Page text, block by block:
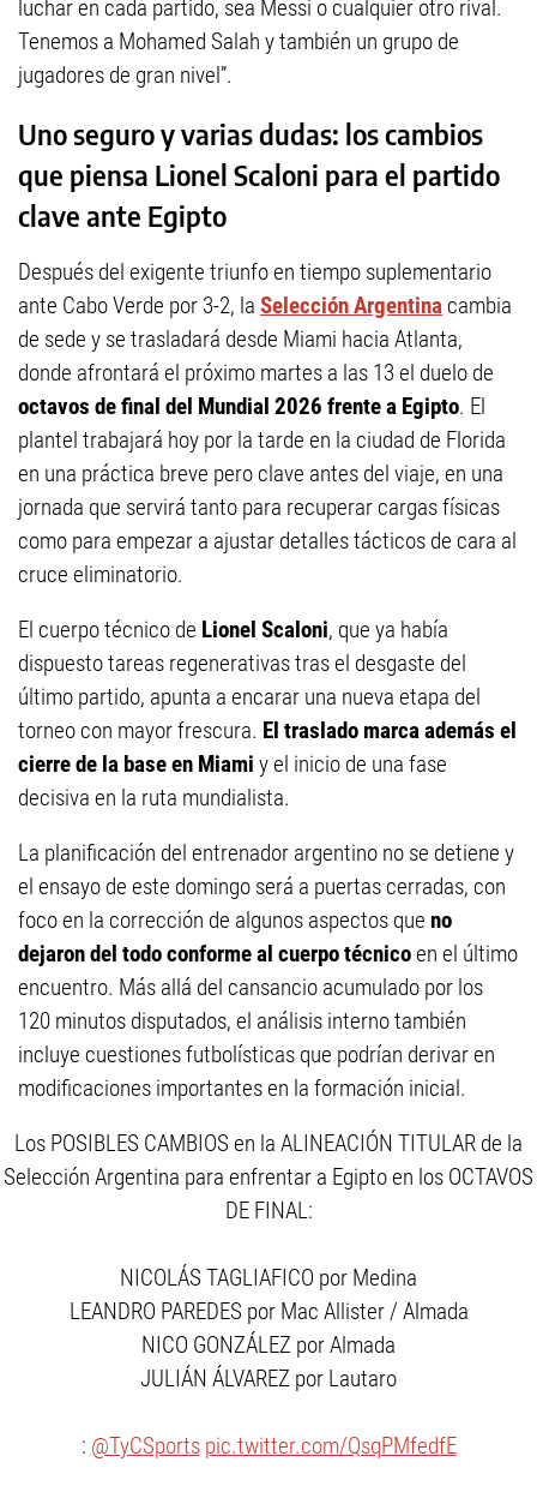
luchar en cada partido, sea Messi o cualquier otro rival.
Tenemos a Mohamed Salah y también un grupo de
jugadores de gran nivel”.
Uno seguro y varias dudas: los cambios
que piensa Lionel Scaloni para el partido
clave ante Egipto
Después del exigente triunfo en tiempo suplementario
ante Cabo Verde por 3-2, la Selección Argentina cambia
de sede y se trasladará desde Miami hacia Atlanta,
donde afrontará el próximo martes a las 13 el duelo de
octavos de final del Mundial 2026 frente a Egipto. El
plantel trabajará hoy por la tarde en la ciudad de Florida
en una práctica breve pero clave antes del viaje, en una
jornada que servirá tanto para recuperar cargas físicas
como para empezar a ajustar detalles tácticos de cara al
cruce eliminatorio.
El cuerpo técnico de Lionel Scaloni, que ya había
dispuesto tareas regenerativas tras el desgaste del
último partido, apunta a encarar una nueva etapa del
torneo con mayor frescura. El traslado marca además el
cierre de la base en Miami y el inicio de una fase
decisiva en la ruta mundialista.
La planificación del entrenador argentino no se detiene y
el ensayo de este domingo será a puertas cerradas, con
foco en la corrección de algunos aspectos que no
dejaron del todo conforme al cuerpo técnicoen el último
encuentro. Más allá del cansancio acumulado por los
120 minutos disputados, el análisis interno también
incluye cuestiones futbolísticas que podrían derivar en
modificaciones importantes en la formación inicial.
Los POSIBLES CAMBIOS en la ALINEACIÓN TITULAR de la
Selección Argentina para enfrentar a Egipto en los OCTAVOS
DE FINAL:
NICOLÁS TAGLIAFICO por Medina
LEANDRO PAREDES por Mac Allister / Almada
NICO GONZÁLEZ por Almada
JULIÁN ÁLVAREZ por Lautaro
: @TyCSports pic.twitter.com/QsqPMfedfE